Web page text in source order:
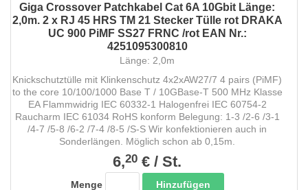
Giga Crossover Patchkabel Cat 6A 10Gbit Länge:
2,0m. 2 x RJ 45 HRS TM 21 Stecker Tülle rot DRAKA
UC 900 PiMF SS27 FRNC /rot EAN Nr.:
4251095300810
Länge: 2,0m
Knickschutztülle mit Klinkenschutz 4x2xAW27/7 4 pairs (PiMF)
to the core 10/100/1000 Base T / 10GBase-T 500 MHz Klasse
EA Flammwidrig IEC 60332-1 Halogenfrei IEC 60754-2
Raucharm IEC 61034 RoHS konform Belegung: 1-3 /2-6 /3-1
/4-7 /5-8 /6-2 /7-4 /8-5 /S-S Wir konfektionieren auch in
Sonderlängen. Möglich schon ab 0,15m.
6,20 € / St.
Menge Hinzufügen